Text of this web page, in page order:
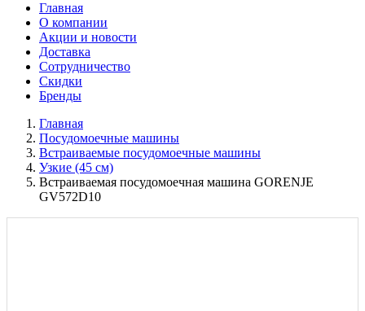
Главная
О компании
Акции и новости
Доставка
Сотрудничество
Скидки
Бренды
Главная
Посудомоечные машины
Встраиваемые посудомоечные машины
Узкие (45 см)
Встраиваемая посудомоечная машина GORENJE
GV572D10